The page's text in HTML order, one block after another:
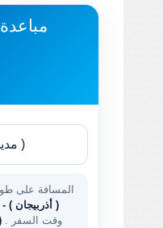
المسافة على
( أذربيجان )